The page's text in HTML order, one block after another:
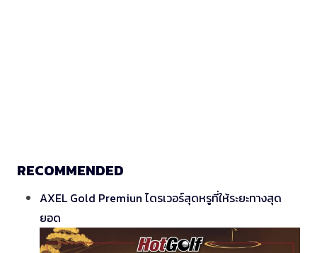
RECOMMENDED
AXEL Gold Premiun ไดรเวอร์สุดหรูที่ให้ระยะทางสุด
ยอด